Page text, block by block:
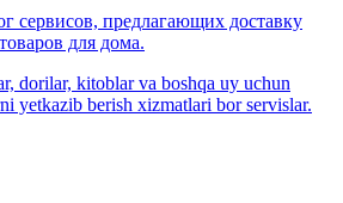
сервисов, предлагающих доставку
для дома.
dorilar, kitoblar va boshqa uy uchun
yetkazib berish xizmatlari bor servislar.